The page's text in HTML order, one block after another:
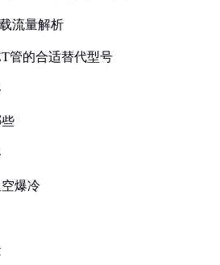
流量解析
管的合适替代型号
爆冷